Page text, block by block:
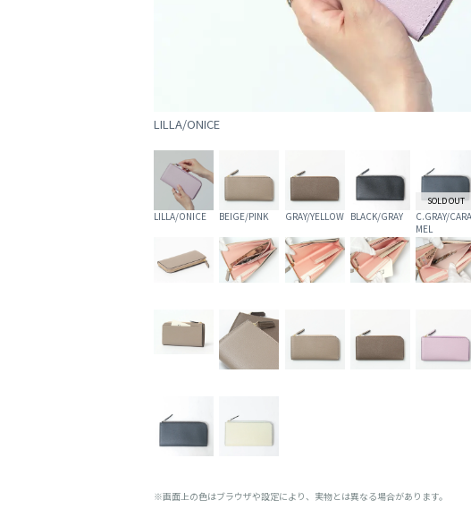
LILLA/ONICE
LILLA/ONICE BEIGE/PINK GRAY/YELLOW BLACK/GRAY
SOLD OUT
C.GRAY/CARA
MEL
※画面上の色はブラウザや設定により、実物とは異なる場合があります。